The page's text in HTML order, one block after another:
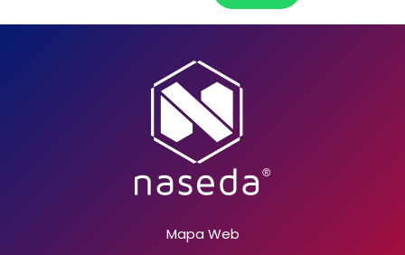
Mapa Web